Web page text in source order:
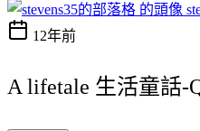
12年前
A lifetale 生活童話-